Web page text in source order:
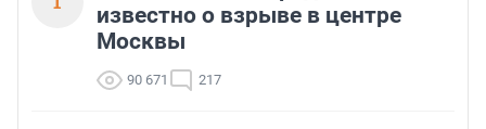
известно о взрыве в центре
Москвы
90 671 217